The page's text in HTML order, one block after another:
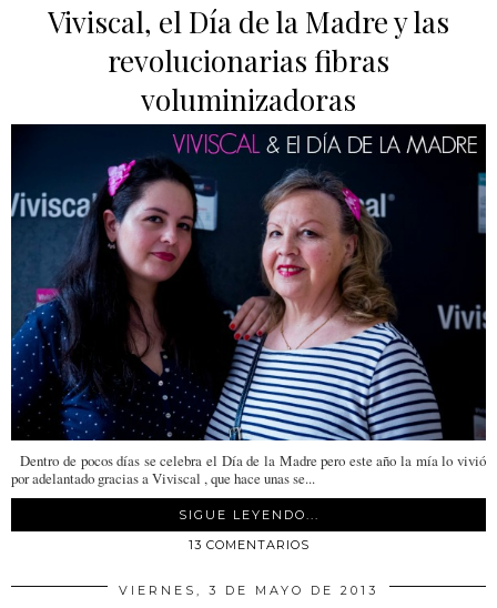
Viviscal, el Día de la Madre y las
revolucionarias fibras
voluminizadoras
Dentro de pocos días se celebra el Día de la Madre pero este año la mía lo vivió
por adelantado gracias a Viviscal , que hace unas se...
SIGUE LEYENDO...
13 COMENTARIOS
VIERNES, 3 DE MAYO DE 2013